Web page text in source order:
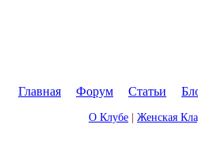
Главная Форум Статьи
О Клубе Женская